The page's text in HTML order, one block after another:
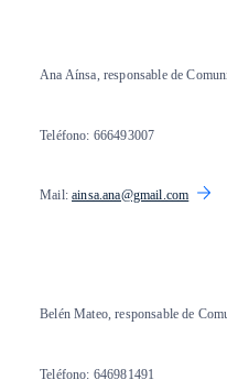
Ana Aínsa, responsable de
Teléfono: 666493007
Mail:ainsa.ana@gmail.com
Belén Mateo, responsable de
Teléfono: 646981491